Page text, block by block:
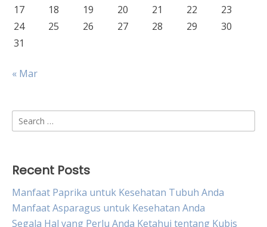
17
18 19 20 21 22
23
24
25 26 27 28 29
30
31
« Mar
Search
for:
Recent Posts
Manfaat Paprika untuk Kesehatan Tubuh Anda
Manfaat Asparagus untuk Kesehatan Anda
Segala Hal yang Perlu Anda Ketahui tentang Kubis